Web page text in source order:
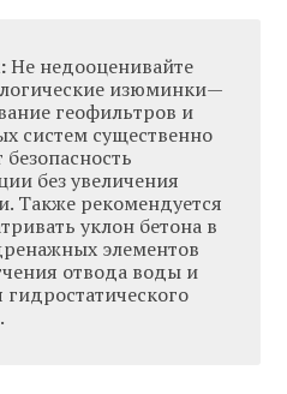
Не недооценивайте
изюминки—
геофильтров и
систем существенно
без увеличения
Также рекомендуется
уклон бетона в
элементов
отвода воды и